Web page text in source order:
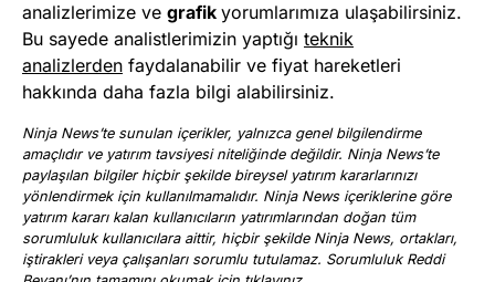
analizlerimize ve grafik yorumlarımıza ulaşabilirsiniz.
Bu sayede analistlerimizin yaptığı teknik
analizlerden faydalanabilir ve fiyat hareketleri
hakkında daha fazla bilgi alabilirsiniz.
Ninja News’te sunulan içerikler, yalnızca genel bilgilendirme
amaçlıdır ve yatırım tavsiyesi niteliğinde değildir. Ninja News’te
paylaşılan bilgiler hiçbir şekilde bireysel yatırım kararlarınızı
yönlendirmek için kullanılmamalıdır. Ninja News içeriklerine göre
yatırım kararı kalan kullanıcıların yatırımlarından doğan tüm
sorumluluk kullanıcılara aittir, hiçbir şekilde Ninja News, ortakları,
iştirakleri veya çalışanları sorumlu tutulamaz. Sorumluluk Reddi